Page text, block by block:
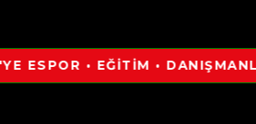
• EĞİTİM • DANIŞMANLIK •